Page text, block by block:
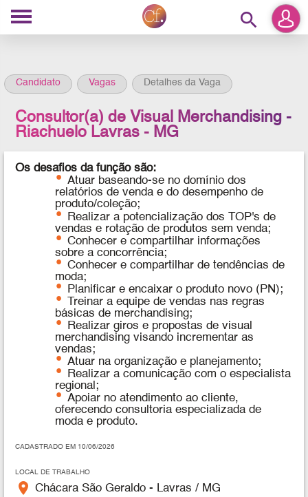
search
Candidato Vagas Detalhes da Vaga
Consultor(a) de Visual Merchandising -
Riachuelo Lavras - MG
Os desafios da função são:
Atuar baseando-se no domínio dos
relatórios de venda e do desempenho de
produto/coleção;
Realizar a potencialização dos TOP's de
vendas e rotação de produtos sem venda;
Conhecer e compartilhar informações
sobre a concorrência;
Conhecer e compartilhar de tendências de
moda;
Planificar e encaixar o produto novo (PN);
Treinar a equipe de vendas nas regras
básicas de merchandising;
Realizar giros e propostas de visual
merchandising visando incrementar as
vendas;
Atuar na organização e planejamento;
Realizar a comunicação com o especialista
regional;
Apoiar no atendimento ao cliente,
oferecendo consultoria especializada de
moda e produto.
CADASTRADO EM 10/06/2026
LOCAL DE TRABALHO
place Chácara São Geraldo - Lavras / MG